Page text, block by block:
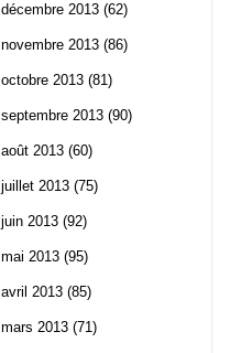
décembre 2013 (62)
novembre 2013 (86)
octobre 2013 (81)
septembre 2013 (90)
août 2013 (60)
juillet 2013 (75)
juin 2013 (92)
mai 2013 (95)
avril 2013 (85)
mars 2013 (71)